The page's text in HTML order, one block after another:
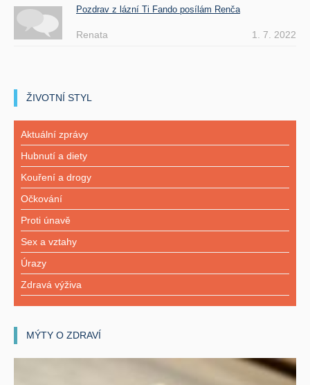
Pozdrav z lázní Ti Fando posílám Renča
Renata 1. 7. 2022
ŽIVOTNÍ STYL
Aktuální zprávy
Hubnutí a diety
Kouření a drogy
Očkování
Proti únavě
Sex a vztahy
Úrazy
Zdravá výživa
MÝTY O ZDRAVÍ